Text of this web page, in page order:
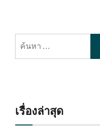
ค้นหา
สำหรับ:
เรื่องล่าสุด